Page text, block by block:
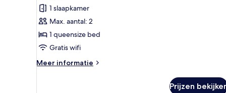
queensize
bed
laden
1 slaapkamer
Max. aantal: 2
1 queensize bed
Gratis wifi
Meer informatie
Meer
Prijzen